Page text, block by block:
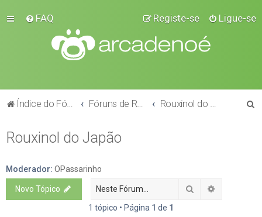
FAQ Ligue-se
Registe-se
Índice do Fórum
Rouxinol do Japão
Moderador: OPassarinho
Novo Tópico Pesquisar
1 tópico • Página 1 de 1